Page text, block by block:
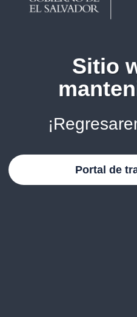
Sitio
Portal de